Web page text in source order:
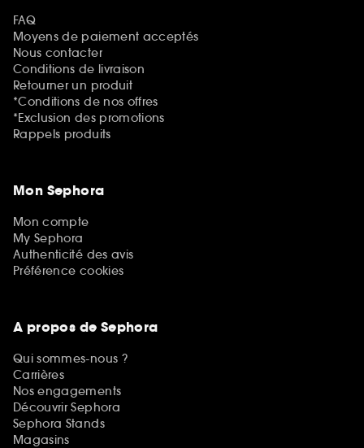
FAQ
Moyens de paiement acceptés
Nous contacter
Conditions de livraison
Retourner un produit
*Conditions de nos offres
*Exclusion des promotions
Rappels produits
Mon Sephora
Mon compte
My Sephora
Authenticité des avis
Préférence cookies
A propos de Sephora
Qui sommes-nous ?
Carrières
Nos engagements
Découvrir Sephora
Sephora Stands
Magasins